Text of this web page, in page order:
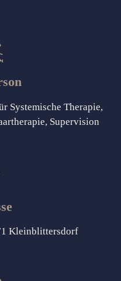
Systemische Therapie,
Supervision
Kleinblittersdorf